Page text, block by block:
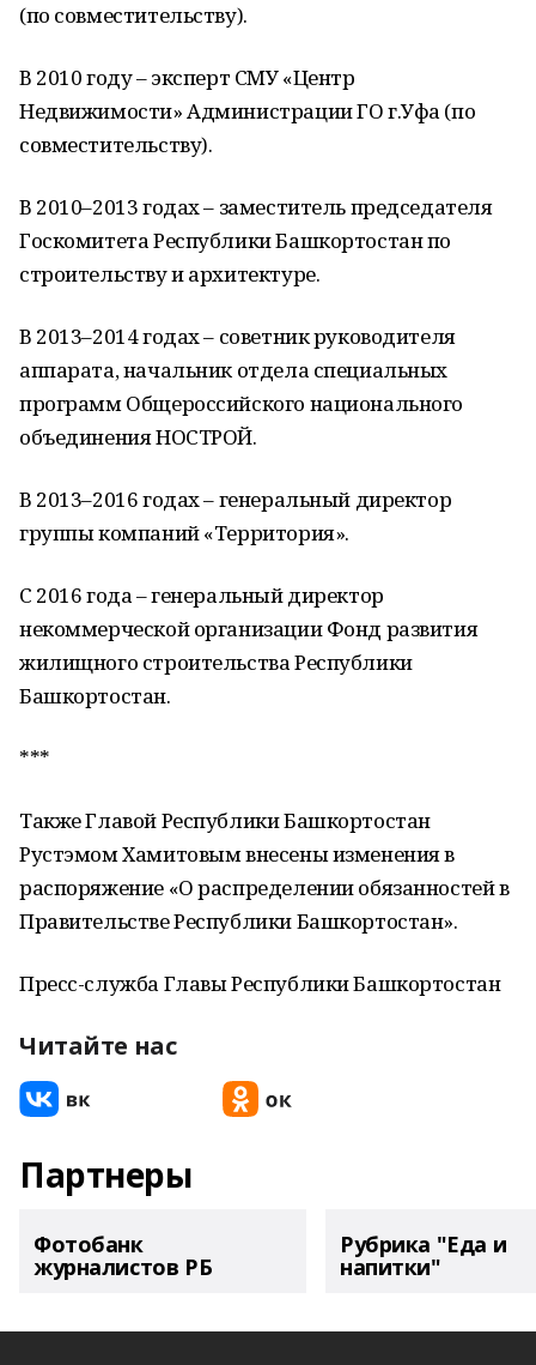
(по совместительству).
В 2010 году – эксперт СМУ «Центр
Недвижимости» Администрации ГО г.Уфа (по
совместительству).
В 2010–2013 годах – заместитель председателя
Госкомитета Республики Башкортостан по
строительству и архитектуре.
В 2013–2014 годах – советник руководителя
аппарата, начальник отдела специальных
программ Общероссийского национального
объединения НОСТРОЙ.
В 2013–2016 годах – генеральный директор
группы компаний «Территория».
С 2016 года – генеральный директор
некоммерческой организации Фонд развития
жилищного строительства Республики
Башкортостан.
***
Также Главой Республики Башкортостан
Рустэмом Хамитовым внесены изменения в
распоряжение «О распределении обязанностей в
Правительстве Республики Башкортостан».
Пресс-служба Главы Республики Башкортостан
Читайте нас
Партнеры
Фотобанк
журналистов РБ
Рубрика "Еда и
напитки"